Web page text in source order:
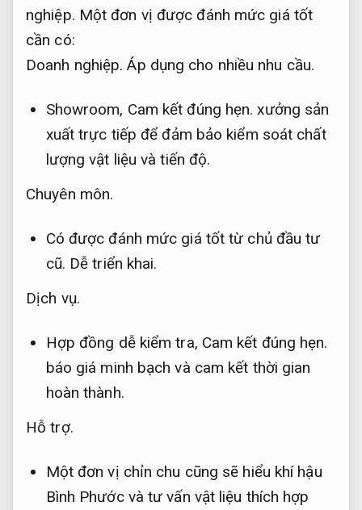
nghiệp. Một đơn vị được đánh mức giá tốt
cần có:
Doanh nghiệp. Áp dụng cho nhiều nhu cầu.
Showroom, Cam kết đúng hẹn. xưởng sản
xuất trực tiếp để đảm bảo kiểm soát chất
lượng vật liệu và tiến độ.
Chuyên môn.
Có được đánh mức giá tốt từ chủ đầu tư
cũ. Dễ triển khai.
Dịch vụ.
Hợp đồng dễ kiểm tra, Cam kết đúng hẹn.
báo giá minh bạch và cam kết thời gian
hoàn thành.
Hỗ trợ.
Một đơn vị chỉn chu cũng sẽ hiểu khí hậu
Bình Phước và tư vấn vật liệu thích hợp